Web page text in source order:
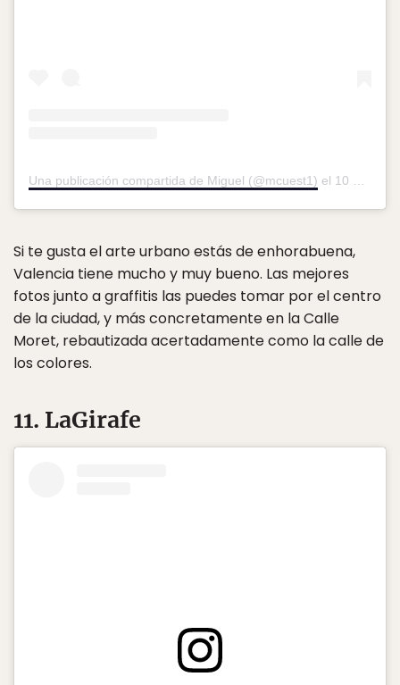
Una publicación compartida de Miguel (@mcuest1) el 10 Sep, 2018 a las 4:40 PDT
Si te gusta el arte urbano estás de enhorabuena,
Valencia tiene mucho y muy bueno. Las mejores
fotos junto a graffitis las puedes tomar por el centro
de la ciudad, y más concretamente en la Calle
Moret, rebautizada acertadamente como la calle de
los colores.
11. LaGirafe